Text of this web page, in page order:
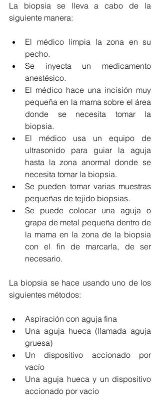
La biopsia se lleva a cabo de la
siguiente manera:
El médico limpia la zona en su
pecho.
Se inyecta un medicamento
anestésico.
El médico hace una incisión muy
pequeña en la mama sobre el área
donde se necesita tomar la
biopsia.
El médico usa un equipo de
ultrasonido para guiar la aguja
hasta la zona anormal donde se
necesita tomar la biopsia.
Se pueden tomar varias muestras
pequeñas de tejido biopsias.
Se puede colocar una aguja o
grapa de metal pequeña dentro de
la mama en la zona de la biopsia
con el fin de marcarla, de ser
necesario.
La biopsia se hace usando uno de los
siguientes métodos:
Aspiración con aguja fina
Una aguja hueca (llamada aguja
gruesa)
Un dispositivo accionado por
vacío
Una aguja hueca y un dispositivo
accionado por vacío